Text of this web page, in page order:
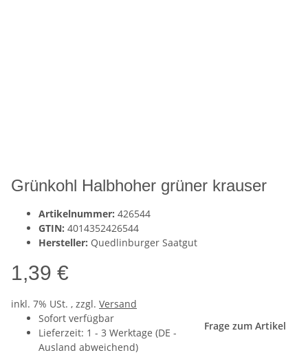
Grünkohl Halbhoher grüner krauser
Artikelnummer: 426544
GTIN: 4014352426544
Hersteller: Quedlinburger Saatgut
1,39 €
inkl. 7% USt. , zzgl. Versand
Sofort verfügbar
Lieferzeit: 1 - 3 Werktage (DE -
Ausland abweichend)
Frage zum Artikel